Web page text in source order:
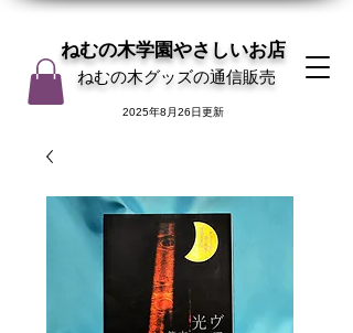
ねむの木学園やさしいお店
ねむの木グッズの通信販売
2025年8月26日更新